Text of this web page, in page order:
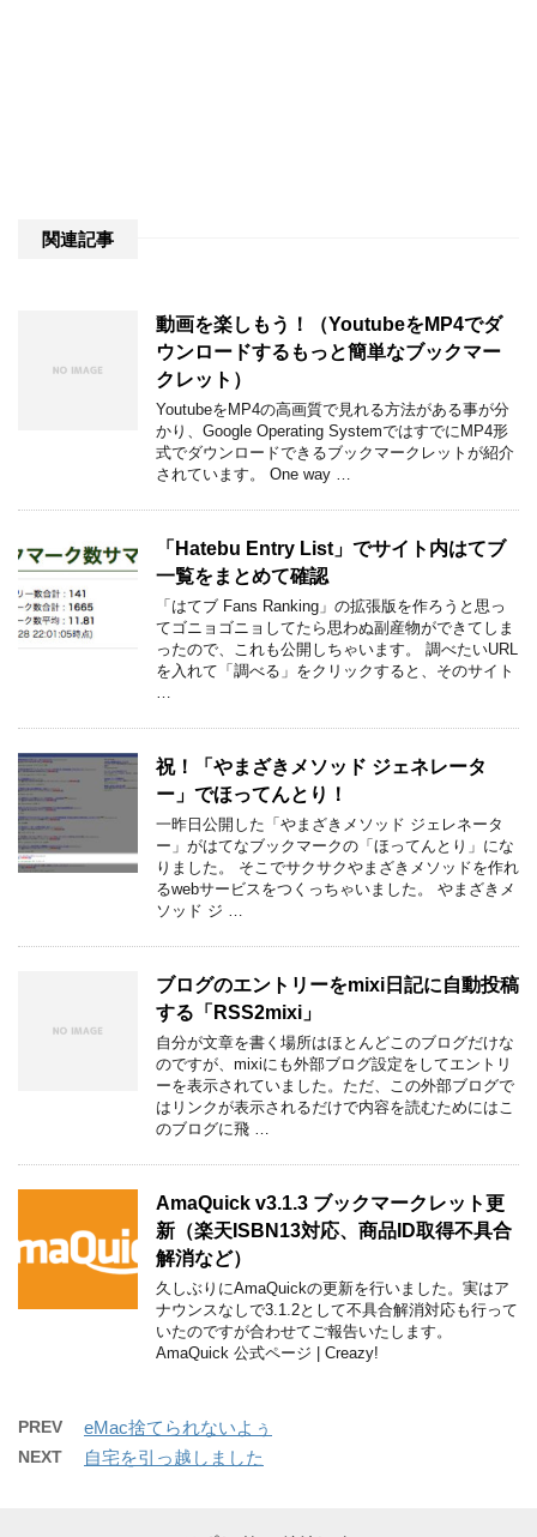
関連記事
動画を楽しもう！（YoutubeをMP4でダ
ウンロードするもっと簡単なブックマー
クレット）
YoutubeをMP4の高画質で見れる方法がある事が分
かり、Google Operating SystemではすでにMP4形
式でダウンロードできるブックマークレットが紹介
されています。 One way …
「Hatebu Entry List」でサイト内はてブ
一覧をまとめて確認
「はてブ Fans Ranking」の拡張版を作ろうと思っ
てゴニョゴニョしてたら思わぬ副産物ができてしま
ったので、これも公開しちゃいます。 調べたいURL
を入れて「調べる」をクリックすると、そのサイト
…
祝！「やまざきメソッド ジェネレータ
ー」でほってんとり！
一昨日公開した「やまざきメソッド ジェレネータ
ー」がはてなブックマークの「ほってんとり」にな
りました。 そこでサクサクやまざきメソッドを作れ
るwebサービスをつくっちゃいました。 やまざきメ
ソッド ジ …
ブログのエントリーをmixi日記に自動投稿
する「RSS2mixi」
自分が文章を書く場所はほとんどこのブログだけな
のですが、mixiにも外部ブログ設定をしてエントリ
ーを表示されていました。ただ、この外部ブログで
はリンクが表示されるだけで内容を読むためにはこ
のブログに飛 …
AmaQuick v3.1.3 ブックマークレット更
新（楽天ISBN13対応、商品ID取得不具合
解消など）
久しぶりにAmaQuickの更新を行いました。実はア
ナウンスなしで3.1.2として不具合解消対応も行って
いたのですが合わせてご報告いたします。
AmaQuick 公式ページ | Creazy!
PREV eMac捨てられないよぅ
NEXT 自宅を引っ越しました